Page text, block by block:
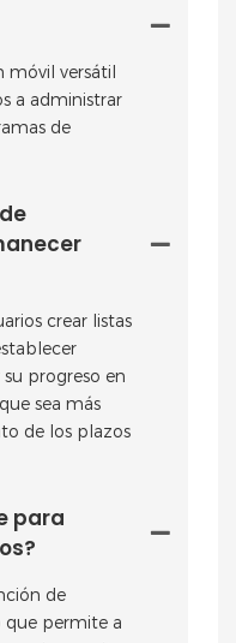
móvil versátil
a administrar
de
crear listas
progreso en
sea más
de los plazos
para
de
permite a